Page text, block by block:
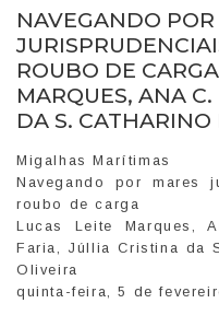
NAVEGANDO POR
ROUBO DE
MARQUES, ANA
DA S.
Migalhas Marítimas
Navegando por mares
roubo de carga
Lucas Leite Marques,
Faria, Júllia Cristina da
Oliveira
quinta-feira, 5 de